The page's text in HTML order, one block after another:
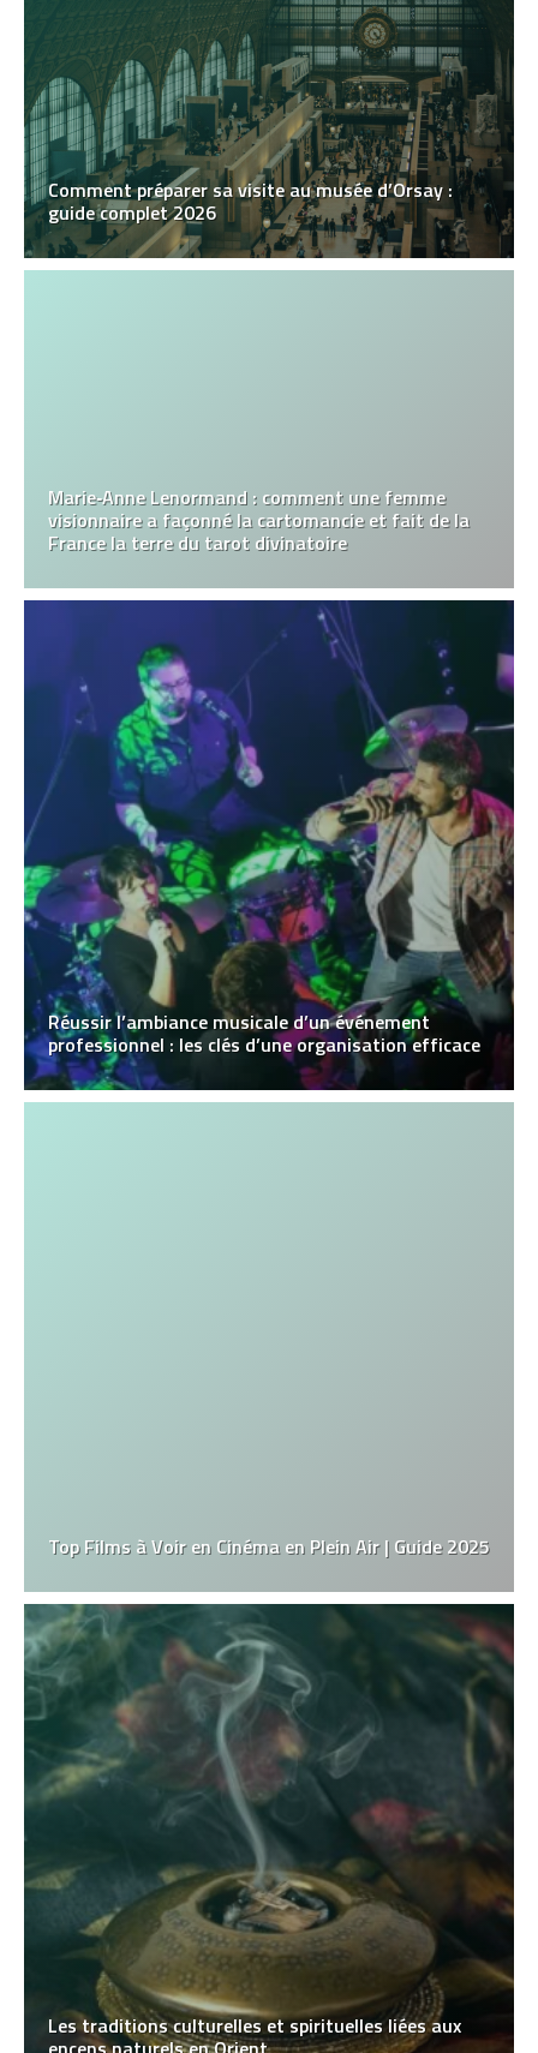
Comment préparer sa visite au musée d’Orsay :
guide complet 2026
Marie‑Anne Lenormand : comment une femme
visionnaire a façonné la cartomancie et fait de la
France la terre du tarot divinatoire
Réussir l’ambiance musicale d’un événement
professionnel : les clés d’une organisation efficace
Top Films à Voir en Cinéma en Plein Air | Guide 2025
Les traditions culturelles et spirituelles liées aux